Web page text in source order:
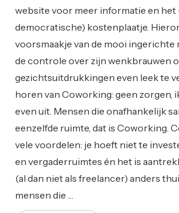
website voor meer informatie en het
democratische) kostenplaatje.
voorsmaakje van de mooi ingerichte
de controle over zijn wenkbrauwen
gezichtsuitdrukkingen even leek te
horen van Coworking: geen zorgen,
even uit. Mensen die onafhankelijk
eenzelfde ruimte, dat is Coworking.
vele voordelen: je hoeft niet te
en vergaderruimtes én het is
(al dan niet als freelancer) anders
mensen die …